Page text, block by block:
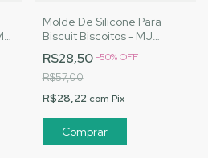
Molde De Silicone Para
Biscuit Biscoitos - MJ
Artesanatos |Cód. 3166
R$28,50-50%OFF
R$57,00
R$28,22 com Pix